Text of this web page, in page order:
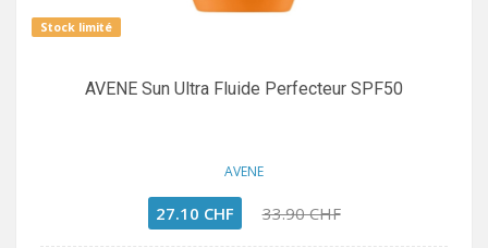
Stock limité
AVENE Sun Ultra Fluide Perfecteur SPF50
AVENE
27.10 CHF 33.90 CHF